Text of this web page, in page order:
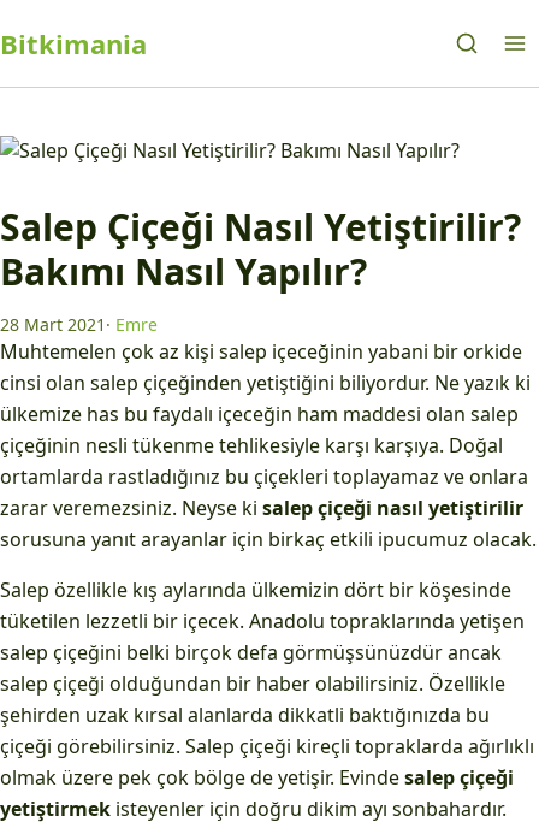
Bitkimania
Salep Çiçeği Nasıl Yetiştirilir?
Bakımı Nasıl Yapılır?
28 Mart 2021 · Emre
Muhtemelen çok az kişi salep içeceğinin yabani bir orkide
cinsi olan salep çiçeğinden yetiştiğini biliyordur. Ne yazık ki
ülkemize has bu faydalı içeceğin ham maddesi olan salep
çiçeğinin nesli tükenme tehlikesiyle karşı karşıya. Doğal
ortamlarda rastladığınız bu çiçekleri toplayamaz ve onlara
zarar veremezsiniz. Neyse ki salep çiçeği nasıl yetiştirilir
sorusuna yanıt arayanlar için birkaç etkili ipucumuz olacak.
Salep özellikle kış aylarında ülkemizin dört bir köşesinde
tüketilen lezzetli bir içecek. Anadolu topraklarında yetişen
salep çiçeğini belki birçok defa görmüşsünüzdür ancak
salep çiçeği olduğundan bir haber olabilirsiniz. Özellikle
şehirden uzak kırsal alanlarda dikkatli baktığınızda bu
çiçeği görebilirsiniz. Salep çiçeği kireçli topraklarda ağırlıklı
olmak üzere pek çok bölge de yetişir. Evindesalep çiçeği
yetiştirmek isteyenler için doğru dikim ayı sonbahardır.